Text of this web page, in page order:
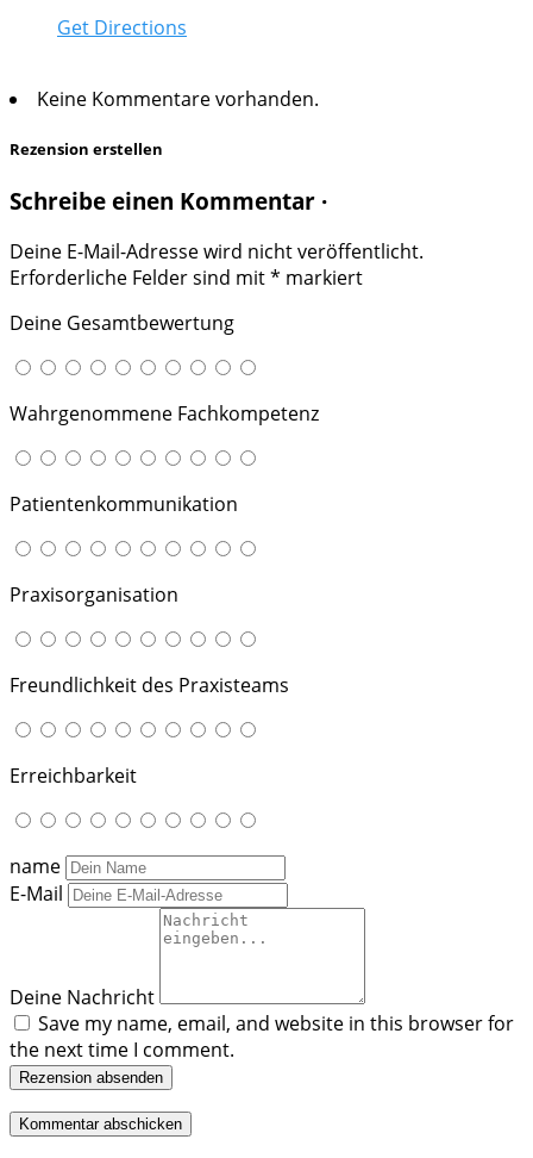
Get Directions
Keine Kommentare vorhanden.
Rezension erstellen
Schreibe einen Kommentar ·
Deine E-Mail-Adresse wird nicht veröffentlicht.
Erforderliche Felder sind mit* markiert
Deine Gesamtbewertung
Wahrgenommene Fachkompetenz
Patientenkommunikation
Praxisorganisation
Freundlichkeit des Praxisteams
Erreichbarkeit
name
E-Mail
Deine Nachricht
Save my name, email, and website in this browser for
the next time I comment.
Rezension absenden